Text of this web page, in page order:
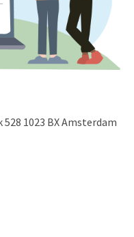
1023 BX Amsterdam